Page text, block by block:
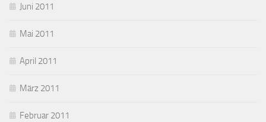
Juni 2011
Mai 2011
April 2011
März 2011
Februar 2011